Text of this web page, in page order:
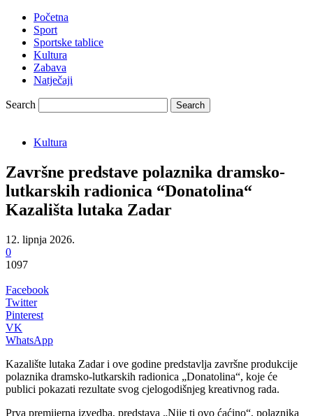
Početna
Sport
Sportske tablice
Kultura
Zabava
Natječaji
Search
Kultura
Završne predstave polaznika dramsko-
lutkarskih radionica “Donatolina“
Kazališta lutaka Zadar
12. lipnja 2026.
0
1097
Facebook
Twitter
Pinterest
VK
WhatsApp
Kazalište lutaka Zadar i ove godine predstavlja završne produkcije
polaznika dramsko-lutkarskih radionica „Donatolina“, koje će
publici pokazati rezultate svog cjelogodišnjeg kreativnog rada.
Prva premijerna izvedba, predstava „Nije ti ovo ćaćino“, polaznika